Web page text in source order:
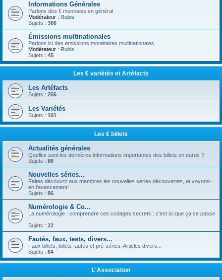
Informations Générales
Parlons des € monnaies en général
Modérateur : Rubis
Sujets : 366
Émissions multinationales
Parlons ici des émissions monétaires multinationales.
Modérateur : Rubis
Sujets : 45
Les € variétés et Artéfacts
Les Artéfacts
Sujets : 256
Les Variétés
Sujets : 101
Les € billets
Actualités générales
Quelles sont les dernières informations importantes des billets en euros ?
Sujets : 86
Nouvelles séries...
Faites découvrir aux membres les nouvelles séries découvertes, et voyons-
en l'avancement!
Sujets : 86
Numérologie & Co...
La numérologie : comprendre ces codages secrets : c'est ici que ça se passe
!
Sujets : 22
Fautés, faux, tests, divers...
Faux billets, billets fautés et pré-séries. Articles divers...
Sujets : 64
L'Association